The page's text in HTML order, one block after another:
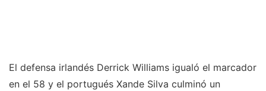
El defensa irlandés Derrick Williams igualó el marcador
en el 58 y el portugués Xande Silva culminó un